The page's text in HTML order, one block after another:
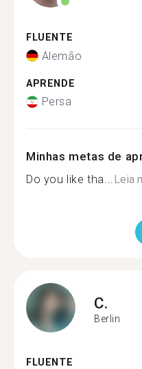
FLUENTE
Alemão
APRENDE
Persa
Minhas metas de
Do you like tha...Leia
C.
Berlin
FLUENTE